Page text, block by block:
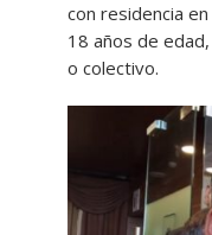
con residencia
18 años de
o colectivo.